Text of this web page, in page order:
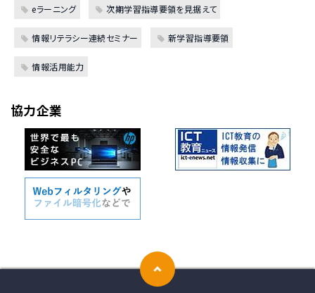
eラーニング 次期学習指導要領を見据えて
情報リテラシー連続セミナー 新学習指導要領
情報活用能力
協力企業